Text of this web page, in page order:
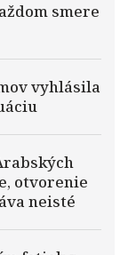
smere
vyhlásila
otvorenie
neisté